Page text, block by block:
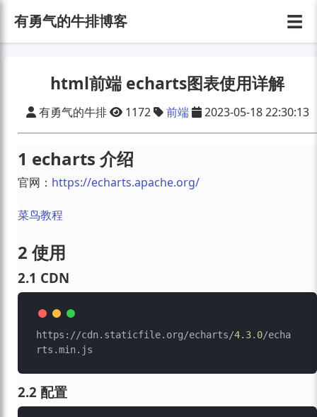
有勇气的牛排博客 ☰
html前端 echarts图表使用详解
有勇气的牛排 1172 前端 2023-05-18 22:30:13
1 echarts 介绍
官网： https://echarts.apache.org/
菜鸟教程
2 使用
2.1 CDN
https://cdn.staticfile.org/echarts/4.3. 0/echa
2.2 配置